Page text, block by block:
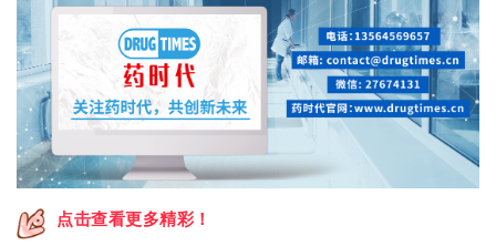
点击查看更多精彩！